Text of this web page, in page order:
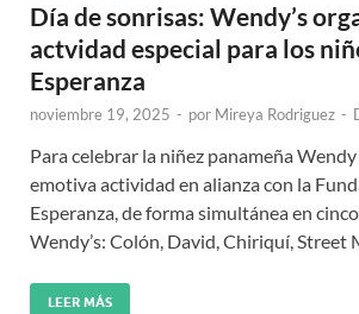
Día de sonrisas: Wendy’s
actvidad especial para los
Esperanza
noviembre 19, 2025 - por Mireya Rodriguez -
Para celebrar la niñez panameña
emotiva actividad en alianza con la
Esperanza, de forma simultánea en
Wendy’s: Colón, David, Chiriquí, Street
LEER MÁS